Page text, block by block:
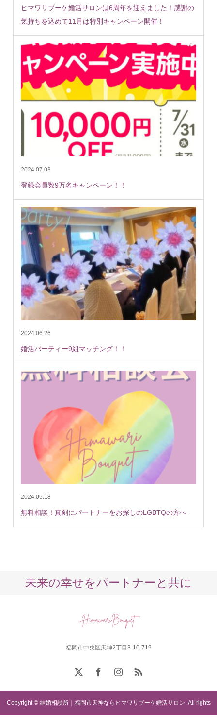
ヒマワリブーケ婚活サロンは6周年を迎えました！感謝の
気持ちを込めて11月は特別キャンペーン開催！
2024.07.03
登録会員数9万名キャンペーン！！
2024.06.26
婚活パーティー9組マッチング！！
2024.05.18
無料相談！真剣にパートナーをお探しのLGBTQの方へ
未来の幸せをパートナーと共に
福岡市中央区天神2丁目3-10-719
Copyright © 結婚相談所｜福岡市天神ならヒマワリブーケ婚活サロン. All rights